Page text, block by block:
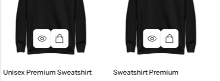
Sweatshirt
Sweatshirt Premium